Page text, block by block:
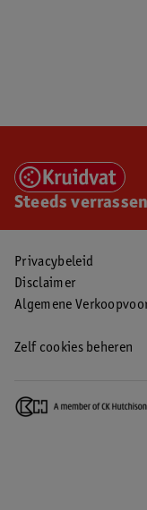
Steeds
Privacybeleid
Disclaimer
Algemene
Zelf cookies beheren